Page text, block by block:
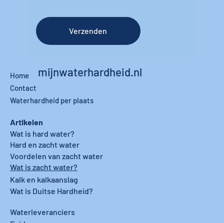
Verzenden
mijnwaterhardheid.nl
Home
Contact
Waterhardheid per plaats
Waterleveranciers
Artikelen
Wat is hard water?
Hard en zacht water
Wat is zacht water?
Voordelen van zacht water
Kalk en kalkaanslag
Wat is Duitse Hardheid?